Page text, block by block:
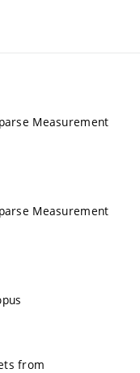
Measurement
Measurement
from